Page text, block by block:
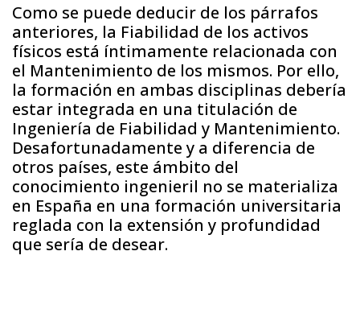
Como se puede deducir de los párrafos
anteriores, la Fiabilidad de los activos
físicos está íntimamente relacionada con
el Mantenimiento de los mismos. Por ello,
la formación en ambas disciplinas debería
estar integrada en una titulación de
Ingeniería de Fiabilidad y Mantenimiento.
Desafortunadamente y a diferencia de
otros países, este ámbito del
conocimiento ingenieril no se materializa
en España en una formación universitaria
reglada con la extensión y profundidad
que sería de desear.